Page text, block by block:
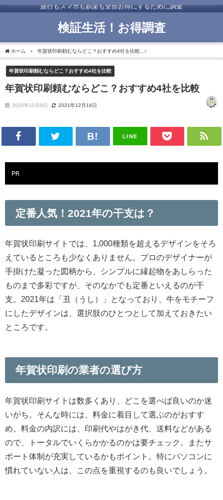
旅行もスマホも娯楽も全部お得にするために調査
検証生活！お得調査
ホーム 年賀状印刷頼むならどこ？おすすめ4社を比較
年賀状印刷頼むならどこ？おすすめ4社を比較
年賀状印刷頼むならどこ？おすすめ4社を比較
2020年10月9日 2021年12月16日
LINE
PR
定番人気！2021年の干支は？
年賀状印刷サイトでは、1,000種類を超えるデザインをそろ
えているところも少なくありません。プロのデザイナーが
手掛けた凝った図柄から、シンプルに縁起物をあしらった
ものまで多彩ですが、そのなかでも定番といえるのが干
支。2021年は「丑（うし）」となっており、牛をモチーフ
にしたデザインは、選択肢のひとつとして加えておきたい
ところです。
年賀状印刷の業者の選び方
年賀状印刷サイトは数多くあり、どこを選べば良いのか迷
いがち。そんな時には、料金に着目して選ぶのがおすす
め。料金の内訳には、印刷代やはがき代、送料などがある
ので、トータルでいくらかかるのかは要チェック。またサ
ポート体制が充実しているかもポイント。特にパソコンに
慣れていない人は、この点を重視するのも良いでしょう。